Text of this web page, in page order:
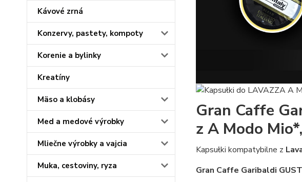
Kávové zrná
Konzervy, pastety, kompoty
Korenie a bylinky
Kreatíny
Mäso a klobásy
Med a medové výrobky
Mliečne výrobky a vajcia
Muka, cestoviny, ryza
Gran Caffe
z A Modo
Kapsułki kompatybilne z
Gran Caffe Garibaldi